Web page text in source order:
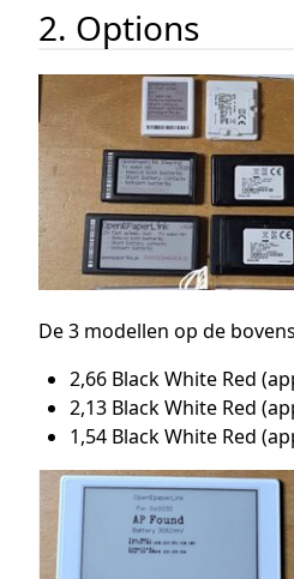
2. Options
De 3 modellen op de
2,66 Black White Red
2,13 Black White Red
1,54 Black White Red